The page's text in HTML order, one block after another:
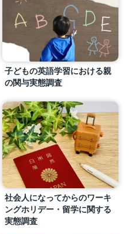
子どもの英語学習における親
の関与実態調査
社会人になってからのワーキ
ングホリデー・留学に関する
実態調査